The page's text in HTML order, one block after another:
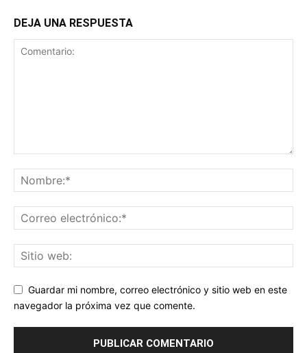
DEJA UNA RESPUESTA
Guardar mi nombre, correo electrónico y sitio web en este
navegador la próxima vez que comente.